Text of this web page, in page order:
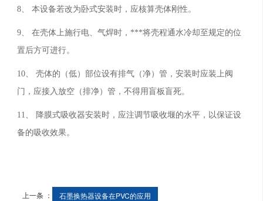
8、 本设备若改为卧式安装时，应核算壳体刚性。
9、 在壳体上施行电、气焊时，***将壳程通水冷却至规定的位
置后方可进行。
10、 壳体的（低）部位设有排气（净）管，安装时应装上阀
门，应接入放空（排净）管，不得用盲板盲死。
11、 降膜式吸收器安装时，应注调节吸收堰的水平，以保证设
备的吸收效果。
上一条 ： 石墨换热器设备在PVC的应用